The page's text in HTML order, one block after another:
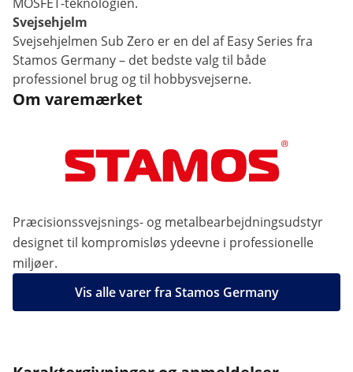
Svejsehjelm
Svejsehjelmen Sub Zero er en del af Easy Series fra
Stamos Germany – det bedste valg til både
professionel brug og til hobbysvejserne.
Om varemærket
Præcisionssvejsnings- og metalbearbejdningsudstyr
designet til kompromisløs ydeevne i professionelle
miljøer.
Vis alle varer fra Stamos Germany